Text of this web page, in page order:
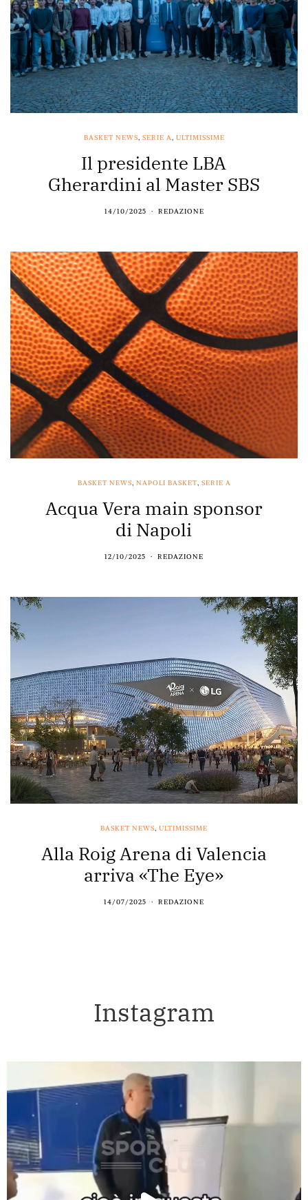
BASKET NEWS, SERIE A, ULTIMISSIME
Il presidente LBA
Gherardini al Master SBS
14/10/2025 REDAZIONE
BASKET NEWS, NAPOLI BASKET, SERIE A
Acqua Vera main sponsor
di Napoli
12/10/2025 REDAZIONE
BASKET NEWS, ULTIMISSIME
Alla Roig Arena di Valencia
arriva «The Eye»
14/07/2025 REDAZIONE
Instagram